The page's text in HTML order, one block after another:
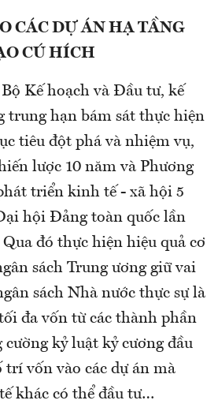
CÁC DỰ ÁN HẠ TẦNG
CÚ HÍCH
Kế hoạch và Đầu tư, kế
trung hạn bám sát thực hiện
tiêu đột phá và nhiệm vụ,
lược 10 năm và Phương
triển kinh tế - xã hội 5
hội Đảng toàn quốc lần
đó thực hiện hiệu quả cơ
sách Trung ương giữ vai
sách Nhà nước thực sự là
đa vốn từ các thành phần
kỷ luật kỷ cương đầu
trí vốn vào các dự án mà
khác có thể đầu tư…